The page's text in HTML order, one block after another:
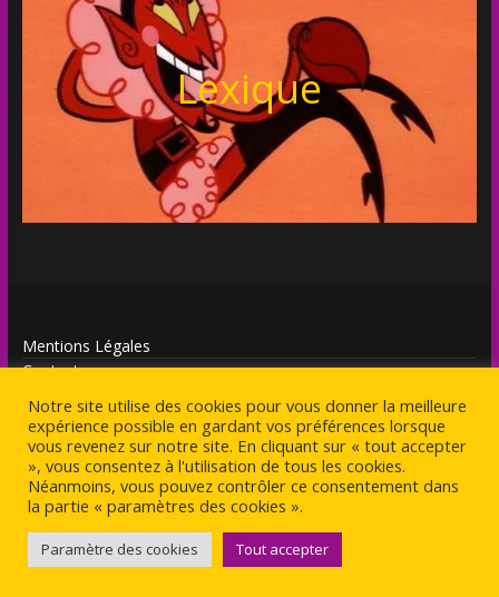
Lexique
Mentions Légales
Contact
Copyright © 2026Antagoniste. Tous droits réservés.
Theme
ColorMag
Notre site utilise des cookies pour vous donner la meilleure
expérience possible en gardant vos préférences lorsque
vous revenez sur notre site. En cliquant sur « tout accepter
», vous consentez à l'utilisation de tous les cookies.
Néanmoins, vous pouvez contrôler ce consentement dans
la partie « paramètres des cookies ».
Paramètre des cookies Tout accepter